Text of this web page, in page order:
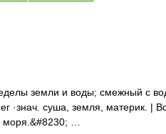
земли и воды; смежный с
·знач. суша, земля, материк. |
моря.&#8230; …